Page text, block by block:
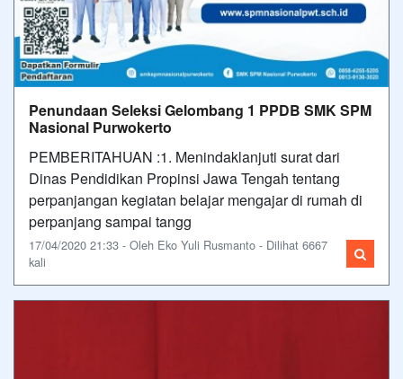
Penundaan Seleksi Gelombang 1 PPDB SMK SPM
Nasional Purwokerto
PEMBERITAHUAN :1. Menindaklanjuti surat dari
Dinas Pendidikan Propinsi Jawa Tengah tentang
perpanjangan kegiatan belajar mengajar di rumah di
perpanjang sampai tangg
17/04/2020 21:33 - Oleh Eko Yuli Rusmanto - Dilihat 6667
kali